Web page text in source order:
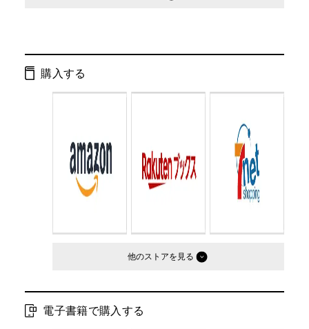
ページ数：
判型： 文庫判
購入する
他のストア
電子書籍で購入する